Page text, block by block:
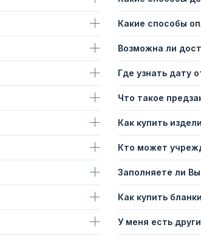
Какие способы
Возможна ли
Где узнать дату
Что такое
Как купить
Кто может
Заполняете ли
Как купить
У меня есть